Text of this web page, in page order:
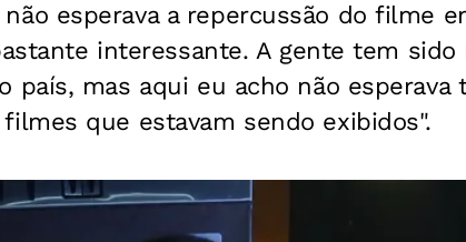
esperava a repercussão do filme
interessante. A gente tem sido
país, mas aqui eu acho não esperava
que estavam sendo exibidos".